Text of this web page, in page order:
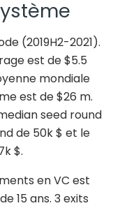
(2019H2-2021).
est de $5.5
mondiale
est de $26 m.
seed round
de 50k $ et le
$.
en VC est
15 ans. 3 exits